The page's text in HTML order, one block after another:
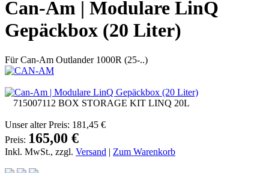
Can-Am | Modulare LinQ
Gepäckbox (20 Liter)
Für Can-Am Outlander 1000R (25-..)
715007112 BOX STORAGE KIT LINQ 20L
Unser alter Preis: 181,45 €
Preis: 165,00 €
Inkl. MwSt., zzgl. Versand | Zum Warenkorb